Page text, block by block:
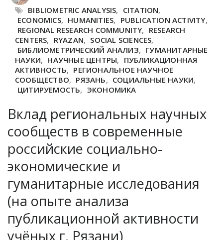
BIBLIOMETRIC ANALYSIS, CITATION,
ECONOMICS, HUMANITIES, PUBLICATION ACTIVITY,
REGIONAL RESEARCH COMMUNITY, RESEARCH
CENTERS, RYAZAN, SOCIAL SCIENCES,
БИБЛИОМЕТРИЧЕСКИЙ АНАЛИЗ, ГУМАНИТАРНЫЕ
НАУКИ, НАУЧНЫЕ ЦЕНТРЫ, ПУБЛИКАЦИОННАЯ
АКТИВНОСТЬ, РЕГИОНАЛЬНОЕ НАУЧНОЕ
СООБЩЕСТВО, РЯЗАНЬ, СОЦИАЛЬНЫЕ НАУКИ,
ЦИТИРУЕМОСТЬ, ЭКОНОМИКА
Вклад региональных научных
сообществ в современные
российские социально-
экономические и
гуманитарные исследования
(на опыте анализа
публикационной активности
учёных г. Рязани)